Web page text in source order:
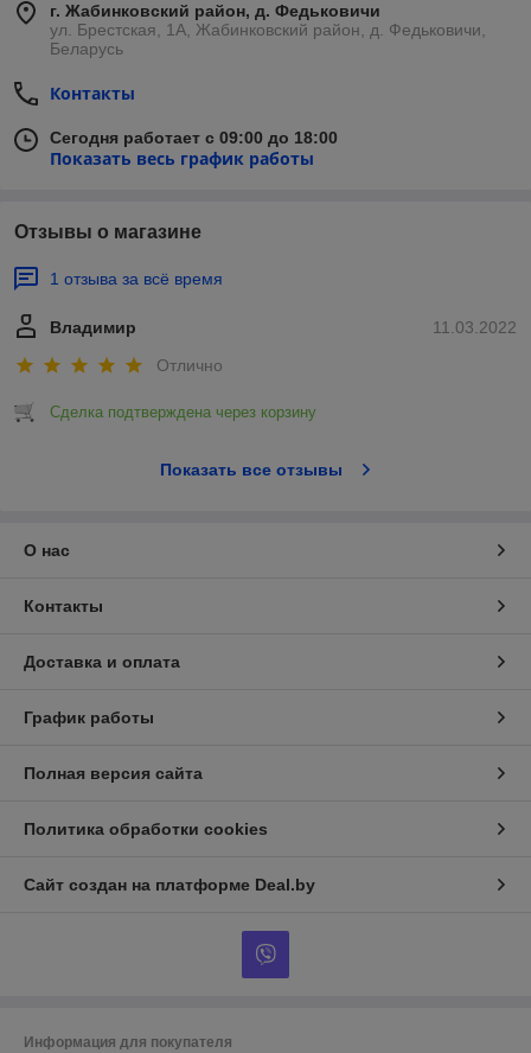
г. Жабинковский район, д. Федьковичи
ул. Брестская, 1А, Жабинковский район, д. Федьковичи,
Беларусь
Контакты
Сегодня работает с 09:00 до 18:00
Показать весь график работы
Отзывы о магазине
1 отзыва за всё время
11.03.2022
Владимир
Отлично
Сделка подтверждена через корзину
Показать все отзывы
О нас
Контакты
Доставка и оплата
График работы
Полная версия сайта
Политика обработки cookies
Сайт создан на платформе Deal.by
Информация для покупателя